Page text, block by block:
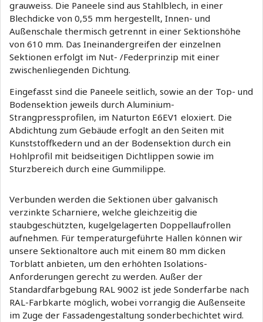
grauweiss. Die Paneele sind aus Stahlblech, in einer
Blechdicke von 0,55 mm hergestellt, Innen- und
Außenschale thermisch getrennt in einer Sektionshöhe
von 610 mm. Das Ineinandergreifen der einzelnen
Sektionen erfolgt im Nut- /Federprinzip mit einer
zwischenliegenden Dichtung.
Eingefasst sind die Paneele seitlich, sowie an der Top- und
Bodensektion jeweils durch Aluminium-
Strangpressprofilen, im Naturton E6EV1 eloxiert. Die
Abdichtung zum Gebäude erfoglt an den Seiten mit
Kunststoffkedern und an der Bodensektion durch ein
Hohlprofil mit beidseitigen Dichtlippen sowie im
Sturzbereich durch eine Gummilippe.
Verbunden werden die Sektionen über galvanisch
verzinkte Scharniere, welche gleichzeitig die
staubgeschützten, kugelgelagerten Doppellaufrollen
aufnehmen. Für temperaturgeführte Hallen können wir
unsere Sektionaltore auch mit einem 80 mm dicken
Torblatt anbieten, um den erhöhten Isolations-
Anforderungen gerecht zu werden. Außer der
Standardfarbgebung RAL 9002 ist jede Sonderfarbe nach
RAL-Farbkarte möglich, wobei vorrangig die Außenseite
im Zuge der Fassadengestaltung sonderbechichtet wird.